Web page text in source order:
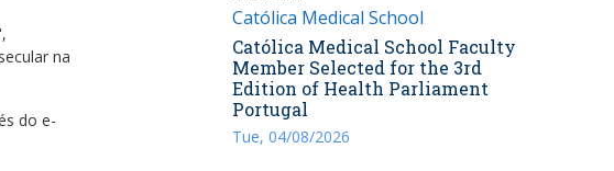
na
do e-
Católica Medical School
Católica Medical School Faculty
Member Selected for the 3rd
Edition of Health Parliament
Portugal
Tue, 04/08/2026